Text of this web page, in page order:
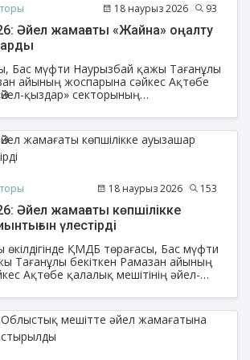
18 наурыз 2026 93
Әйел жамағаты «Жайна» оңалту
Бас мүфти Наурызбай қажы Тағанұлы
айының жоспарына сәйкес Ақтөбе
қыздар» секторының
еткен әйел жамағаты «Жайна»
балаларды оңалту орталығына
қуаныш сыйлады.
18 наурыз 2026 153
Әйел жамағаты көпшілікке
үлестірді
ҚМДБ төрағасы, Бас мүфти
Тағанұлы бекіткен Рамазан айының
Ақтөбе қалалық мешітінің әйел-
алуды ниет етіп, қала
мен құрма үлестірді.